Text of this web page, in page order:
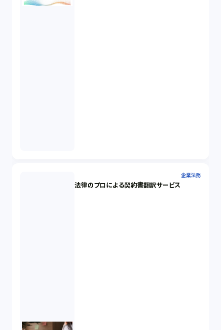
企業法務
法律のプロによる契約書翻訳サービス